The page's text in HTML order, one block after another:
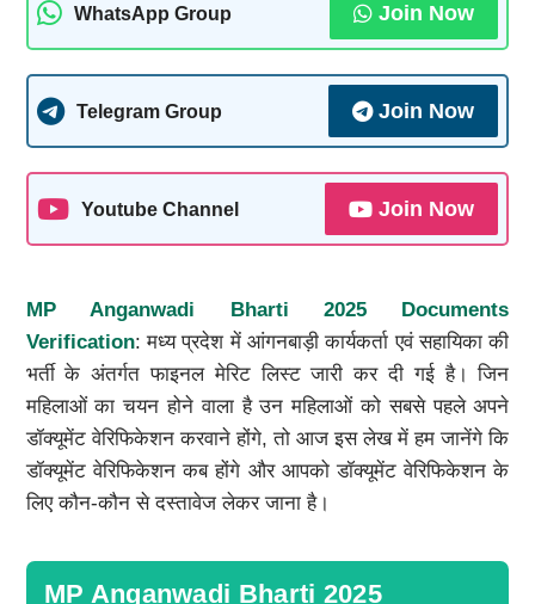
WhatsApp Group Join Now
Telegram Group Join Now
Youtube Channel Join Now
MP Anganwadi Bharti 2025 Documents
Verification: मध्य प्रदेश में आंगनबाड़ी कार्यकर्ता एवं सहायिका की
भर्ती के अंतर्गत फाइनल मेरिट लिस्ट जारी कर दी गई है। जिन
महिलाओं का चयन होने वाला है उन महिलाओं को सबसे पहले अपने
डॉक्यूमेंट वेरिफिकेशन करवाने होंगे, तो आज इस लेख में हम जानेंगे कि
डॉक्यूमेंट वेरिफिकेशन कब होंगे और आपको डॉक्यूमेंट वेरिफिकेशन के
लिए कौन-कौन से दस्तावेज लेकर जाना है।
MP Anganwadi Bharti 2025